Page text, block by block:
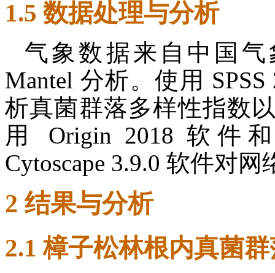
1.5 数据处理与分析
气象数据来自中国气
Mantel 分析。使用
析真菌群落多样性指数
用 Origin 2018 软件
Cytoscape 3.9.0 软件对
2 结果与分析
2.1 樟子松林根内真菌